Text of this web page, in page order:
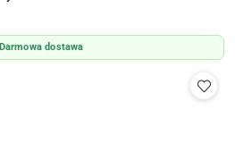
Darmowa dostawa